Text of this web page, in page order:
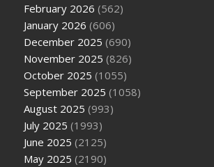
February 2026 (562)
January 2026 (606)
December 2025 (690)
November 2025 (826)
October 2025 (1055)
September 2025 (1058)
August 2025 (993)
July 2025 (1993)
June 2025 (2125)
May 2025 (2190)